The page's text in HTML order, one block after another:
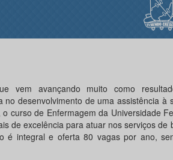
vem avançando muito como
desenvolvimento de uma assistência à
curso de Enfermagem da Universidade
de excelência para atuar nos serviços de
é integral e oferta 80 vagas por ano,